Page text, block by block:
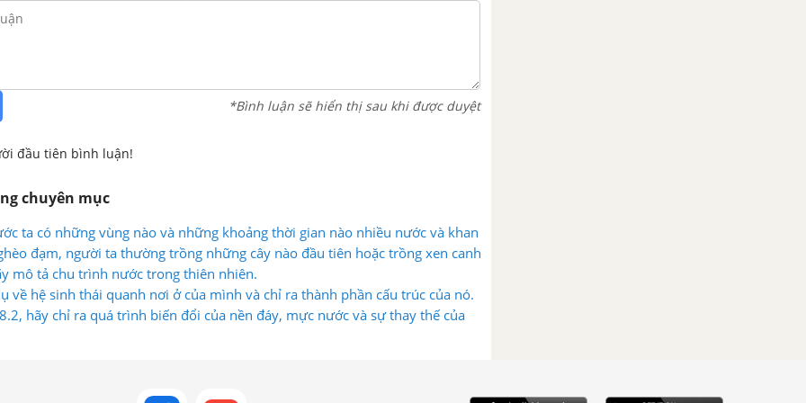
*Bình luận sẽ hiển thị sau khi được duyệt
đầu tiên bình luận!
chuyên mục
ta có những vùng nào và những khoảng thời gian nào nhiều nước và khan
đạm, người ta thường trồng những cây nào đầu tiên hoặc trồng xen canh
tác?
mô tả chu trình nước trong thiên nhiên.
về hệ sinh thái quanh nơi ở của mình và chỉ ra thành phần cấu trúc của nó.
hãy chỉ ra quá trình biến đổi của nền đáy, mực nước và sự thay thế của